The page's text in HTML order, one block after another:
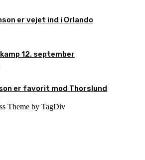
er vejet ind i Orlando
12. september
er favorit mod Thorslund
Theme by TagDiv